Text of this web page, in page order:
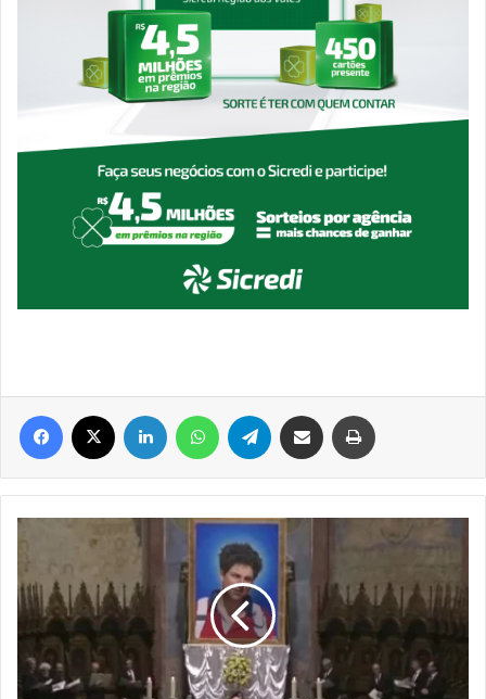
Facebook Linkedin WhatsAppTelegram Compartilhar via e-mail
Luto
morte
do
papa
Francisco
adia
canonização